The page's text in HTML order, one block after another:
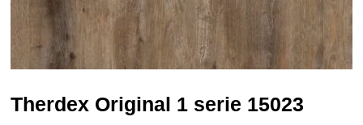
Therdex Original 1 serie 15023